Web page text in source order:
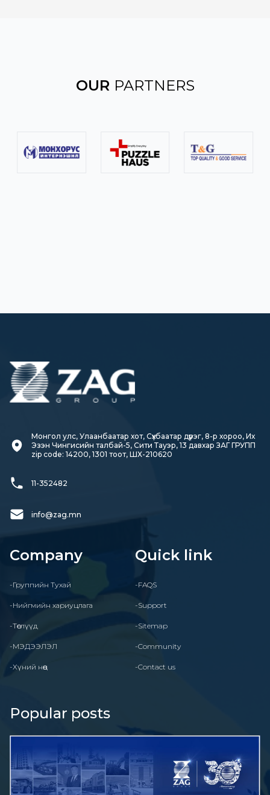
OUR PARTNERS
Монгол улс, Улаанбаатар хот, Сүхбаатар дүүрэг, 8-р хороо, Их
Эзэн Чингисийн талбай-5, Сити Тауэр, 13 давхар ЗАГ ГРУПП
zip code: 14200, 1301 тоот, ШХ-210620
11-352482
info@zag.mn
Company
-Группийн Тухай
-Нийгмийн хариуцлага
-Төслүүд
-МЭДЭЭЛЭЛ
-Хүний нөөц
Quick link
-FAQS
-Support
-Sitemap
-Community
-Contact us
Popular posts